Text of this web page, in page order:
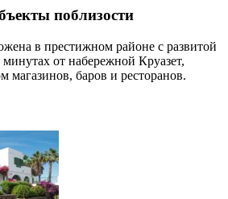
поблизости
в престижном районе с развитой
от набережной Круазет,
магазинов, баров и ресторанов.